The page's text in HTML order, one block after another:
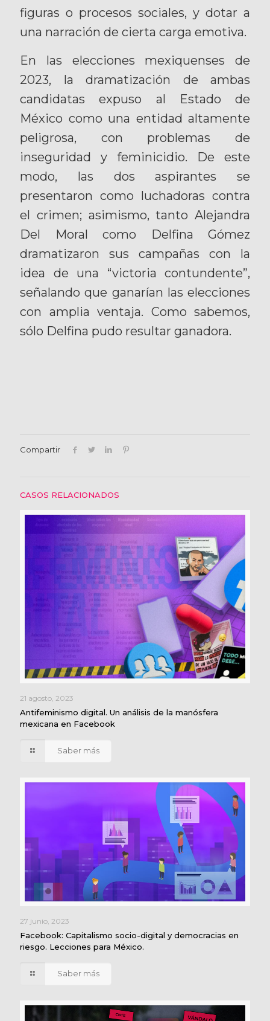
figuras o procesos sociales, y dotar a
una narración de cierta carga emotiva.
En las elecciones mexiquenses de
2023, la dramatización de ambas
candidatas expuso al Estado de
México como una entidad altamente
peligrosa, con problemas de
inseguridad y feminicidio. De este
modo, las dos aspirantes se
presentaron como luchadoras contra
el crimen; asimismo, tanto Alejandra
Del Moral como Delfina Gómez
dramatizaron sus campañas con la
idea de una “victoria contundente”,
señalando que ganarían las elecciones
con amplia ventaja. Como sabemos,
sólo Delfina pudo resultar ganadora.
Compartir
CASOS RELACIONADOS
21 agosto, 2023
Antifeminismo digital. Un análisis de la manósfera
mexicana en Facebook
Saber más
27 junio, 2023
Facebook: Capitalismo socio-digital y democracias en
riesgo. Lecciones para México.
Saber más